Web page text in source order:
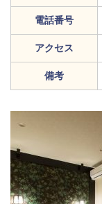
電話番号
アクセス
備考